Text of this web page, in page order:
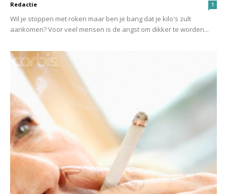
Redactie 1
Wil je stoppen met roken maar ben je bang dat je kilo's zult
aankomen? Voor veel mensen is de angst om dikker te worden...